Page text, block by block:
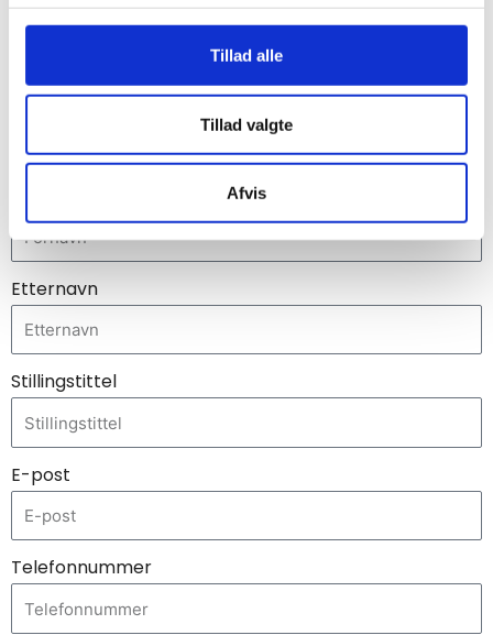
for sociale medier, annonceringspartnere og
data med andre oplysninger, du har givet dem, eller som
de har indsamlet fra din brug af deres tjenester.
Tillad alle
Tillad valgte
Afvis
og vellykket vekst.
Kontakt oss nedenfor for mer informasjon:
Etternavn
Stillingstittel
E-post
Telefonnummer